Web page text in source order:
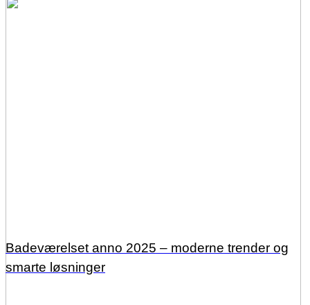
Badeværelset anno 2025 – moderne trender og
smarte løsninger